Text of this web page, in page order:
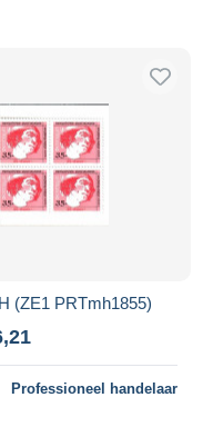
(ZE1 PRTmh1855)
Professioneel handelaar